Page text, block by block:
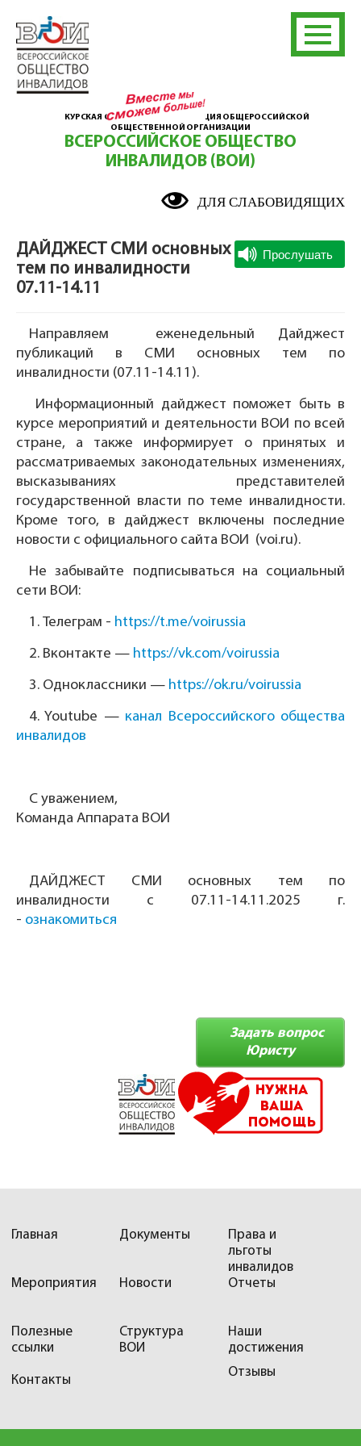
КУРСКАЯ ОБЛАСТНАЯ ОРГАНИЗАЦИЯ ОБЩЕРОССИЙСКОЙ
ОБЩЕСТВЕННОЙ ОРГАНИЗАЦИИ
ВСЕРОССИЙСКОЕ ОБЩЕСТВО
ИНВАЛИДОВ (ВОИ)
ДЛЯ СЛАБОВИДЯЩИХ
ДАЙДЖЕСТ СМИ основных
тем по инвалидности
07.11-14.11
Направляем еженедельный Дайджест
публикаций в СМИ основных тем по
инвалидности (07.11-14.11).
Информационный дайджест поможет быть в
курсе мероприятий и деятельности ВОИ по всей
стране, а также информирует о принятых и
рассматриваемых законодательных изменениях,
высказываниях представителей
государственной власти по теме инвалидности.
Кроме того, в дайджест включены последние
новости с официального сайта ВОИ (voi.ru).
Не забывайте подписываться на социальный
сети ВОИ:
1. Телеграм - https://t.me/voirussia
2. Вконтакте — https://vk.com/voirussia
3. Одноклассники — https://ok.ru/voirussia
4.Youtube — канал Всероссийского общества
инвалидов
С уважением,
Команда Аппарата ВОИ
ДАЙДЖЕСТ СМИ основных тем по
инвалидности с 07.11-14.11.2025 г.
- ознакомиться
Задать вопрос
Юристу
Главная Документы
Права и
льготы
инвалидов
Мероприятия
Новости Отчеты
Полезные
ссылки
Структура
ВОИ
Наши
достижения
Отзывы
Контакты